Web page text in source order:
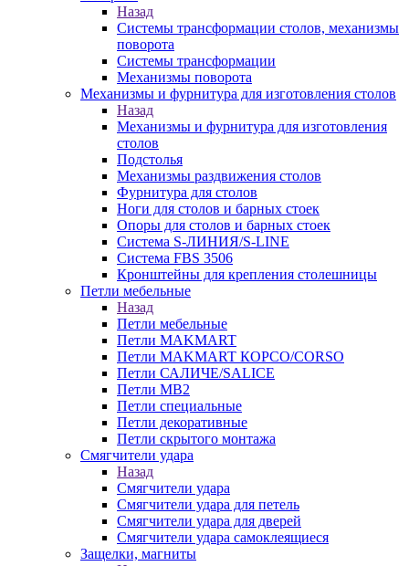
Назад
Системы трансформации столов, механизмы
поворота
Системы трансформации
Механизмы поворота
Механизмы и фурнитура для изготовления столов
Назад
Механизмы и фурнитура для изготовления
столов
Подстолья
Механизмы раздвижения столов
Фурнитура для столов
Ноги для столов и барных стоек
Опоры для столов и барных стоек
Система S-ЛИНИЯ/S-LINE
Система FBS 3506
Кронштейны для крепления столешницы
Петли мебельные
Назад
Петли мебельные
Петли MAKMART
Петли MAKMART КОРСО/CORSO
Петли САЛИЧЕ/SALICE
Петли MB2
Петли специальные
Петли декоративные
Петли скрытого монтажа
Смягчители удара
Назад
Смягчители удара
Смягчители удара для петель
Смягчители удара для дверей
Cмягчители удара самоклеящиеся
Защелки, магниты